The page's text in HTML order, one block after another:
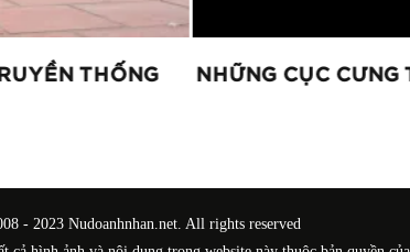
THỐNG NHỮNG CỤC CƯNG
- 2023 Nudoanhnhan.net. All rights reserved